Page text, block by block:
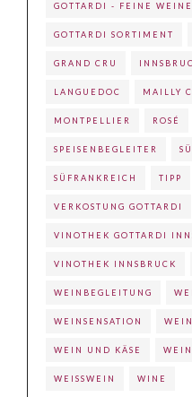
GOTTARDI - FEINE
GOTTARDI SORTIMENT
GRAND CRU
LANGUEDOC MAILLY
MONTPELLIER ROSÉ
SPEISENBEGLEITER
SÜFRANKREICH TIPP
VERKOSTUNG GOTTARDI
VINOTHEK GOTTARDI
VINOTHEK INNSBRUCK
WEINBEGLEITUNG
WEINSENSATION
WEIN UND KÄSE
WEISSWEIN WINE